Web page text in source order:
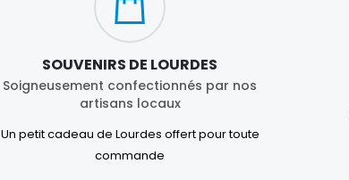
SOUVENIRS DE LOURDES
Soigneusement confectionnés par nos
artisans locaux
Un petit cadeau de Lourdes offert pour toute
commande